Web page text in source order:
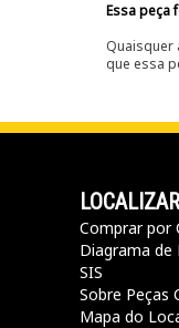
Essa peça
Quaisquer
que essa
Comprar por
Diagrama de
SIS
Sobre Peças
Mapa do